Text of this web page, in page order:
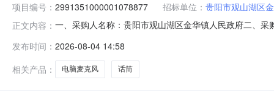
项目编号： 2991351000001078877 招标单位： 贵阳市观山湖区
正文内容： 一、采购人名称：贵阳市观山湖区金华镇人民政府二、
式1、采购人名称：贵阳市观山湖区金华镇人民政府地址
联系电话：传真：3、同级政府采购监督管
发布时间： 2026-08-04 14:58
相关产品：
电脑麦克风 话筒